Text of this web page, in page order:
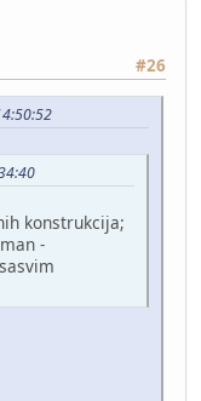
#26
konstrukcija;
-